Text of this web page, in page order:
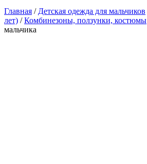
Главная / Детская одежда для мальчиков
лет) /Комбинезоны, ползунки, костюмы
мальчика